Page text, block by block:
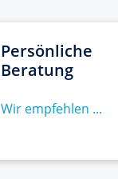
Persönliche
Beratung
Wir empfehlen ...